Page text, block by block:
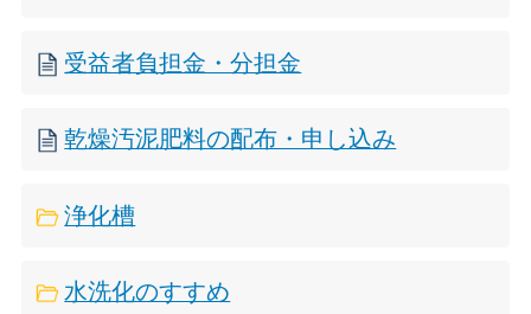
受益者負担金・分担金
乾燥汚泥肥料の配布・申し込み
浄化槽
水洗化のすすめ